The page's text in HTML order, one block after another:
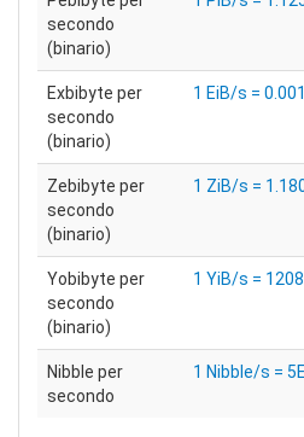
secondo
(binario)
Exbibyte per
secondo
(binario)
1 EiB/s =
Zebibyte per
secondo
(binario)
1 ZiB/s =
Yobibyte per
secondo
(binario)
1 YiB/s =
Nibble per
secondo
1 Nibble/s =